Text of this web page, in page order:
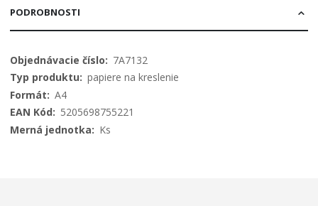
PODROBNOSTI
Viac
informácií
7A7132
papiere na kreslenie
A4
5205698755221
Ks